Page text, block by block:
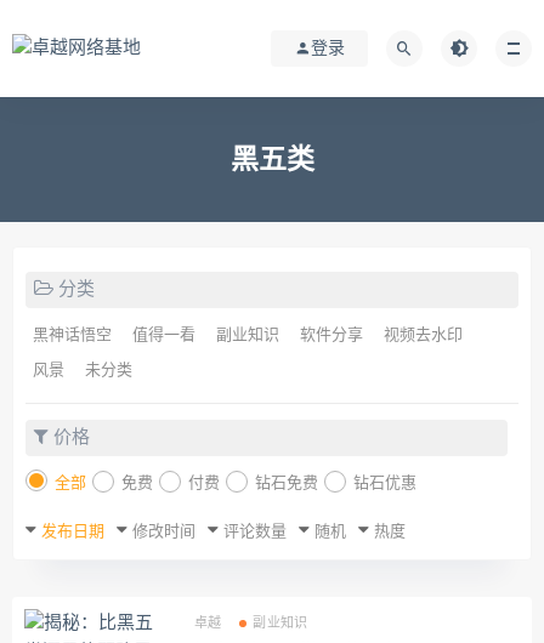
登录
黑五类
分类
黑神话悟空 值得一看 副业知识 软件分享 视频去水印
风景 未分类
价格
全部 免费 付费 钻石免费 钻石优惠
发布日期 修改时间 评论数量 随机 热度
卓越 副业知识